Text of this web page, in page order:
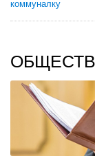
коммуналку